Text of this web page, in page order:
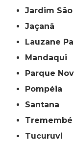
Jardim
Jaçanã
Lauzane
Mandaqui
Parque
Pompéia
Santana
Tremembé
Tucuruvi